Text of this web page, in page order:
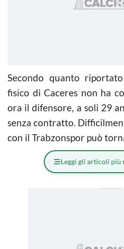
Secondo quanto
fisico di Caceres non ha
ora il difensore, a soli 29
senza contratto.
con il Trabzonspor può
Leggi gli articoli più